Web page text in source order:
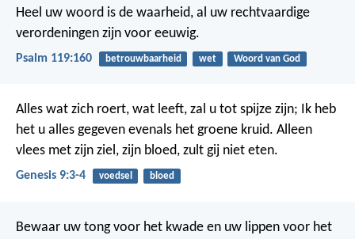
Heel uw woord is de waarheid, al uw rechtvaardige
verordeningen zijn voor eeuwig.
Psalm 119:160 betrouwbaarheid wet Woord van God
Alles wat zich roert, wat leeft, zal u tot spijze zijn; Ik heb
het u alles gegeven evenals het groene kruid. Alleen
vlees met zijn ziel, zijn bloed, zult gij niet eten.
Genesis 9:3-4 voedsel bloed
Bewaar uw tong voor het kwade en uw lippen voor het